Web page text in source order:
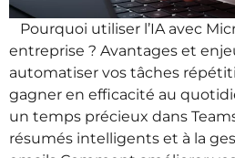
Pourquoi utiliser l’IA avec
entreprise ? Avantages et
automatiser vos tâches
gagner en efficacité au
un temps précieux dans
résumés intelligents et à la